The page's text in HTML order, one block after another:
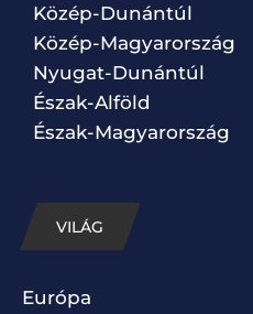
Közép-Dunántúl
Közép-Magyarország
Nyugat-Dunántúl
Észak-Alföld
Észak-Magyarország
VILÁG
Európa